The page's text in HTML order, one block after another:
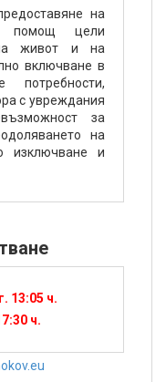
на
помощ цели
на живот и на
включване в
потребности,
с увреждания
за
на
изключване и
13:05 ч.
ч.